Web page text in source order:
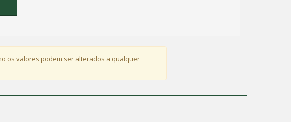
os valores podem ser alterados a qualquer